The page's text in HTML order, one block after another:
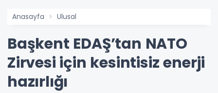
Anasayfa Ulusal
Başkent EDAŞ’tan NATO
Zirvesi için kesintisiz enerji
hazırlığı